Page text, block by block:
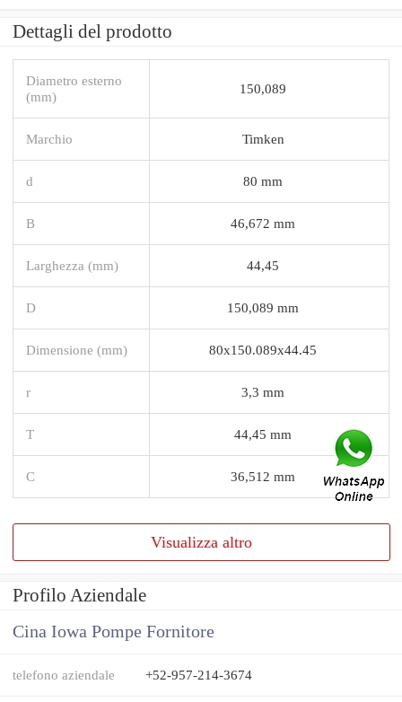
Dettagli del prodotto
Diametro esterno
(mm)
150,089
Marchio Timken
d 80 mm
B 46,672 mm
Larghezza (mm) 44,45
D 150,089 mm
Dimensione (mm) 80x150.089x44.45
r 3,3 mm
T 44,45 mm
C 36,512 mm
Visualizza altro
Profilo Aziendale
Cina Iowa Pompe Fornitore
telefono aziendale +52-957-214-3674